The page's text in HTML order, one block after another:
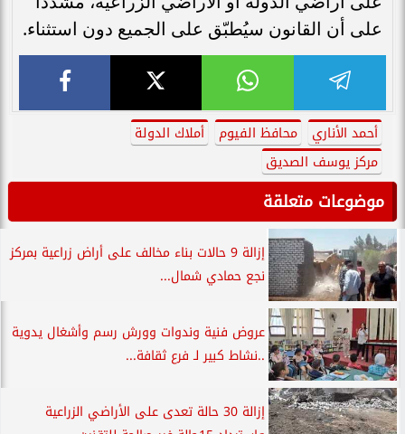
على أن القانون سيُطبّق على الجميع دون استثناء.
أحمد الأناري محافظ الفيوم
أملاك الدولة
مركز يوسف الصديق
موضوعات متعلقة
إزالة 9 حالات بناء مخالف على أراض زراعية بمركز
نجع حمادي شمال...
عروض فنية وندوات وورش رسم وأشغال يدوية
..نشاط كبير لـ فرع ثقافة...
إزالة 30 حالة تعدى على الأراضي الزراعية